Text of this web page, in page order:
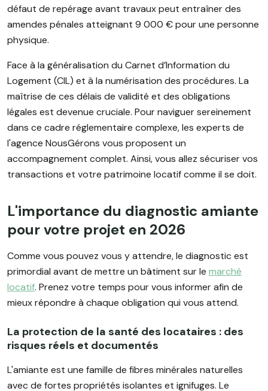
défaut de repérage avant travaux peut entraîner des
amendes pénales atteignant 9 000 € pour une personne
physique.
Face à la généralisation du Carnet d’Information du
Logement (CIL) et à la numérisation des procédures. La
maîtrise de ces délais de validité et des obligations
légales est devenue cruciale. Pour naviguer sereinement
dans ce cadre réglementaire complexe, les experts de
l'agence NousGérons vous proposent un
accompagnement complet. Ainsi, vous allez sécuriser vos
transactions et votre patrimoine locatif comme il se doit.
L'importance du diagnostic amiante
pour votre projet en 2026
Comme vous pouvez vous y attendre, le diagnostic est
primordial avant de mettre un bâtiment sur le marché
locatif. Prenez votre temps pour vous informer afin de
mieux répondre à chaque obligation qui vous attend.
La protection de la santé des locataires : des
risques réels et documentés
L'amiante est une famille de fibres minérales naturelles
avec de fortes propriétés isolantes et ignifuges. Le